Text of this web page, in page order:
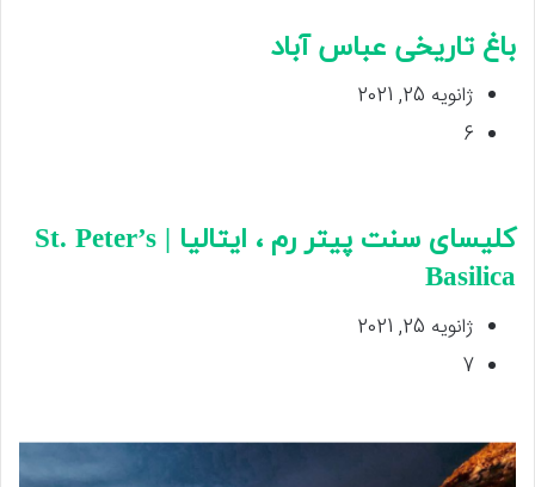
باغ تاریخی عباس آباد
ژانویه 25, 2021
6
کلیسای سنت پیتر رم ، ایتالیا | St. Peter’s
Basilica
ژانویه 25, 2021
7